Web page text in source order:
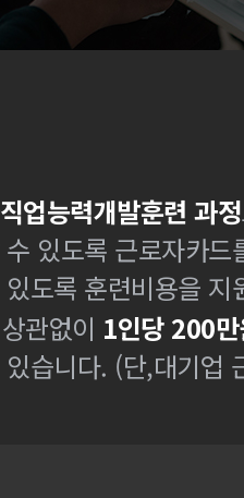
업능력개발훈련 과정
있도록 근로자카
도록 훈련비용을 지
관없이 1인당 200
습니다. (단,대기업